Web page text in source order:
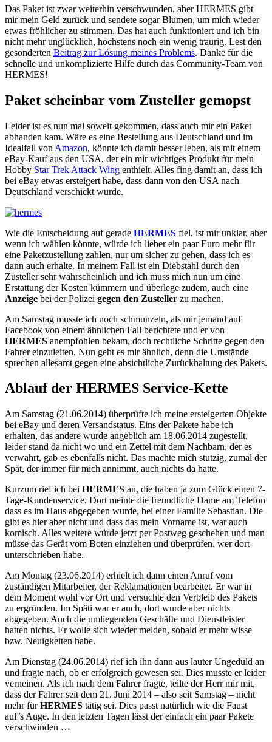
Das Paket ist zwar weiterhin verschwunden, aber HERMES gibt
mir mein Geld zurück und sendete sogar Blumen, um mich wieder
etwas fröhlicher zu stimmen. Das hat auch funktioniert und ich bin
nicht mehr unglücklich, höchstens noch ein wenig traurig. Lest den
gesonderten Beitrag zur Lösung meines Problems. Danke für die
schnelle und unkomplizierte Hilfe durch das Community-Team von
HERMES!
Paket scheinbar vom Zusteller gemopst
Leider ist es nun mal soweit gekommen, dass auch mir ein Paket
abhanden kam. Wäre es eine Bestellung aus Deutschland und im
Idealfall von Amazon, könnte ich damit besser leben, als mit einem
eBay-Kauf aus den USA, der ein mir wichtiges Produkt für mein
Hobby Star Trek Attack Wing enthielt. Alles fing damit an, dass ich
bei eBay etwas ersteigert habe, dass dann von den USA nach
Deutschland verschickt wurde.
Wie die Entscheidung auf gerade HERMES fiel, ist mir unklar, aber
wenn ich wählen könnte, würde ich lieber ein paar Euro mehr für
eine Paketzustellung zahlen, nur um sicher zu gehen, dass ich es
dann auch erhalte. In meinem Fall ist ein Diebstahl durch den
Zusteller sehr wahrscheinlich und ich muss mich nun um eine
Erstattung der Kosten kümmern und überlege zudem, auch eine
Anzeige bei der Polizei gegen den Zusteller zu machen.
Am Samstag musste ich noch schmunzeln, als mir jemand auf
Facebook von einem ähnlichen Fall berichtete und er von
HERMES anempfohlen bekam, doch rechtliche Schritte gegen den
Fahrer einzuleiten. Nun geht es mir ähnlich, denn die Umstände
sprechen allesamt gegen eine absichtliche Zurückhaltung des Pakets.
Ablauf der HERMES Service-Kette
Am Samstag (21.06.2014) überprüfte ich meine ersteigerten Objekte
bei eBay und deren Versandstatus. Eins der Pakete habe ich
erhalten, das andere wurde angeblich am 18.06.2014 zugestellt,
leider stand da nicht wo und ein Zettel mit dem Nachbarn, der es
verwahrt, gab es ebenfalls nicht. Das machte mich stutzig, zumal der
Spät, der immer für mich annimmt, auch nichts da hatte.
Kurzum rief ich bei HERMES an, die haben ja zum Glück einen 7-
Tage-Kundenservice. Dort meinte die freundliche Dame am Telefon
dass es im Haus abgegeben wurde, bei einer Familie Sebastian. Die
gibt es hier aber nicht und dass das mein Vorname ist, war auch
komisch. Alles weitere würde jetzt per Postweg geschehen und man
müsse das Gerät vom Boten einziehen und überprüfen, wer dort
unterschrieben habe.
Am Montag (23.06.2014) erhielt ich dann einen Anruf vom
zuständigen Mitarbeiter, der Reklamationen bearbeitet. Er war in
dem Moment wohl vor Ort und versuchte den Verbleib des Pakets
zu ergründen. Im Späti war er auch, dort wurde aber nichts
abgegeben. Auch die umliegenden Geschäfte und Dienstleister
hatten nichts. Er wolle sich wieder melden, sobald er mehr wisse
bzw. Neuigkeiten habe.
Am Dienstag (24.06.2014) rief ich ihn dann aus lauter Ungeduld an
und fragte nach, ob er erfolgreich gewesen sei. Dies musste er leider
verneinen. Als ich nach dem Fahrer fragte, teilte der Herr mir mit,
dass der Fahrer seit dem 21. Juni 2014 – also seit Samstag – nicht
mehr fürHERMES tätig sei. Dies passt natürlich wie die Faust
auf’s Auge. In den letzten Tagen lässt der einfach ein paar Pakete
verschwinden …